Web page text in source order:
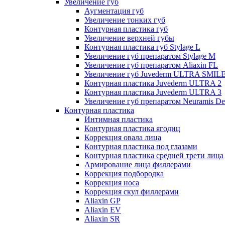
Увеличение губ
Аугментация губ
Увеличение тонких губ
Контурная пластика губ
Увеличение верхней губы
Контурная пластика губ Stylage L
Увеличение губ препаратом Stylage M
Увеличение губ препаратом Aliaxin FL
Увеличение губ Juvederm ULTRA
Контурная пластика Juvederm ULTRA 2
Контурная пластика Juvederm ULTRA 3
Увеличение губ препаратом Neuramis
Контурная пластика
Интимная пластика
Контурная пластика ягодиц
Коррекция овала лица
Контурная пластика под глазами
Контурная пластика средней трети лица
Армирование лица филлерами
Коррекция подбородка
Коррекция носа
Коррекция скул филлерами
Aliaxin GP
Aliaxin EV
Aliaxin SR